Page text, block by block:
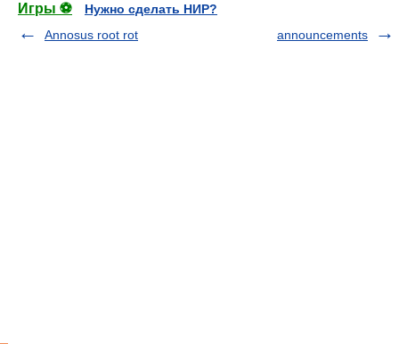
Игры ⚽
Нужно сделать НИР?
Annosus root rot
announcements